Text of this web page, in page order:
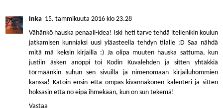
Inka 15. tammikuuta 2016 klo 23.28
Vähänkö hauska penaali-idea! Iski heti tarve tehdä itellenikin koulun
jatkamisen kunniaksi uusi yläasteella tehdyn tilalle :D Saa nähdä
mitä mä keksin kirjailla :) Ja olipa muuten hauska sattuma, kun
justiin äsken anoppi toi Kodin Kuvalehden ja sitten yhtäkkiä
törmäänkin suhun sen sivuilla ja nimenomaan kirjailuhommien
kanssa! Katoin ensin että ompas kivannäkönen kalenteri ja sitten
hoksasin että no eipä ihmekään, kun on sun tekemä!
Vastaa